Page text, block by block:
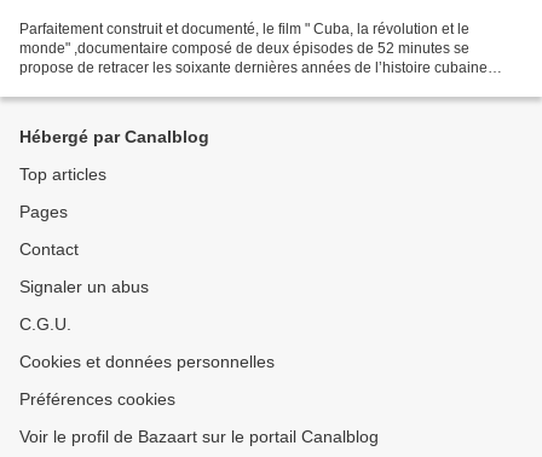
Parfaitement construit et documenté, le film " Cuba, la révolution et le
monde" ,documentaire composé de deux épisodes de 52 minutes se
propose de retracer les soixante dernières années de l’histoire cubaine
Hébergé par Canalblog
Top articles
Pages
Contact
Signaler un abus
C.G.U.
Cookies et données personnelles
Préférences cookies
Voir le profil de Bazaart sur le portail Canalblog